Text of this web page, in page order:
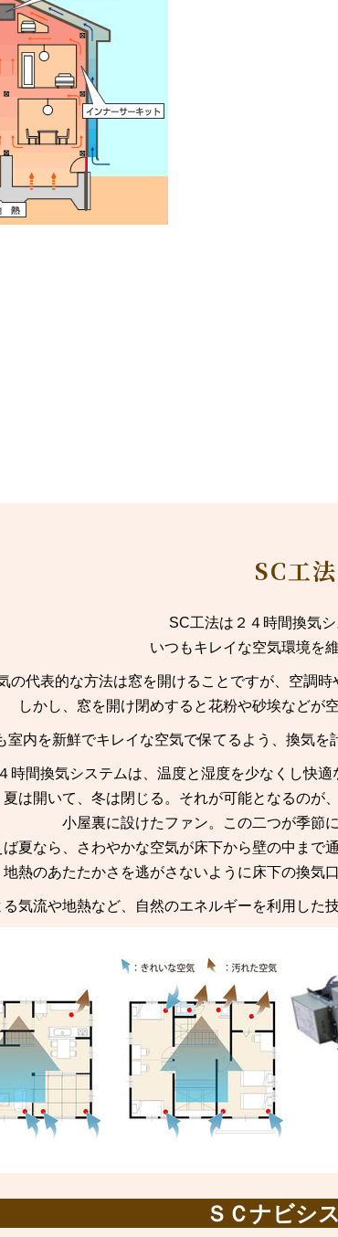
SC工法
SC工法は２４時間換気シ
いつもキレイな空気環境を
の代表的な方法は窓を開けることですが、空調時
しかし、窓を開け閉めすると花粉や砂埃などが
室内を新鮮でキレイな空気で保てるよう、換気を
時間換気システムは、温度と湿度を少なくし快
夏は開いて、冬は閉じる。それが可能となるのが
小屋裏に設けたファン。この二つが季節
ば夏なら、さわやかな空気が床下から壁の中まで
熱のあたたかさを逃がさないように床下の換気
気流や地熱など、自然のエネルギーを利用した
ＳＣナビシ